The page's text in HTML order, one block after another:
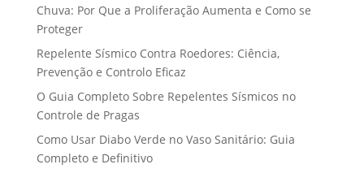
Chuva: Por Que a Proliferação Aumenta e Como se
Proteger
Repelente Sísmico Contra Roedores: Ciência,
Prevenção e Controlo Eficaz
O Guia Completo Sobre Repelentes Sísmicos no
Controle de Pragas
Como Usar Diabo Verde no Vaso Sanitário: Guia
Completo e Definitivo